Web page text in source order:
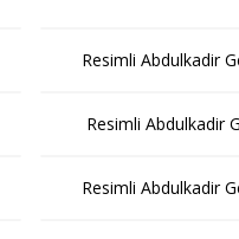
Resimli Abdulkadir
Resimli Abdulkadir
Resimli Abdulkadir